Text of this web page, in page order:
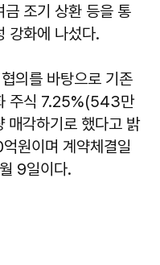
조기 상환 등을 통
강화에 나섰다.
의를 바탕으로 기존
주식 7.25%(543만
각하기로 했다고 밝
원이며 계약체결일
9일이다.